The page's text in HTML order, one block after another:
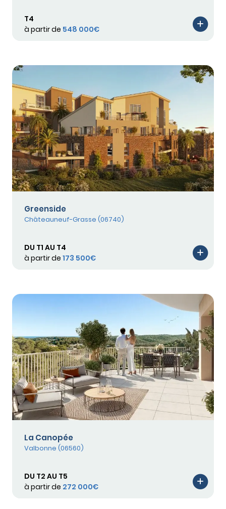
T4
à partir de 548 000€
Greenside
Châteauneuf-Grasse (06740)
DU T1 AU T4
à partir de 173 500€
La Canopée
Valbonne (06560)
DU T2 AU T5
à partir de 272 000€